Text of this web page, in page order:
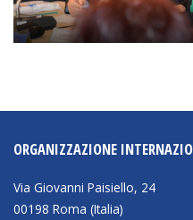
ORGANIZZAZIONE
Via Giovanni Paisiello, 24
00198 Roma (Italia)